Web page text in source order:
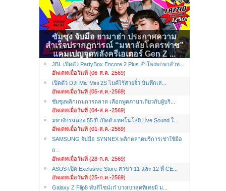
ซัมซุง จับมือ ยามาฮ่า ประกาศความ
สำเร็จปรากฏการณ์ “มหาลัยโคตรฟาซ”
แคมเปญจุดพลังครีเอเตอร์ Gen Z ...
JBL เปิดตัว PartyBox Encore 2 Plus ลำโพงพกพาสำห...
อัพเดทเมื่อวันที่ (06-ส.ค.-2569)
เปิดตัว DJI Mic Mini 2S ไมค์ไร้สายจิ๋ว บันทึกเส...
อัพเดทเมื่อวันที่ (05-ส.ค.-2569)
ซัมซุงพลิกเกมการตลาด เลือกพูดภาษาเดียวกับผู้บริ...
อัพเดทเมื่อวันที่ (04-ส.ค.-2569)
มหาจักรฉลอง 55 ปี เปิดตัวเทคโนโลยี Live Sound ใ...
อัพเดทเมื่อวันที่ (01-ส.ค.-2569)
SAMSUNG จับมือ SYNNEX พลิกตลาดบริการเช่าใช้มือ
ถ...
อัพเดทเมื่อวันที่ (28-ก.ค.-2569)
ASUS เปิด Exclusive Store สาขา 11 และ 12 ที่ CE...
อัพเดทเมื่อวันที่ (25-ก.ค.-2569)
Galaxy Z Flip8 พับดีไซน์เก๋ บางเบาสุดที่เคยมี ม...